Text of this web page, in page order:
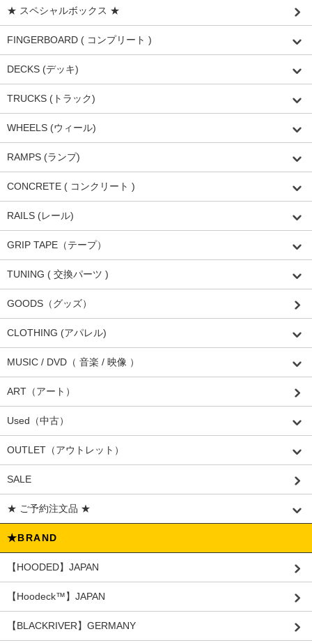
★ スペシャルボックス ★
FINGERBOARD ( コンプリート )
DECKS (デッキ)
TRUCKS (トラック)
WHEELS (ウィール)
RAMPS (ランプ)
CONCRETE ( コンクリート )
RAILS (レール)
GRIP TAPE（テープ）
TUNING ( 交換パーツ )
GOODS（グッズ）
CLOTHING (アパレル)
MUSIC / DVD（ 音楽 / 映像 ）
ART（アート）
Used（中古）
OUTLET（アウトレット）
SALE
★ ご予約注文品 ★
★BRAND
【HOODED】JAPAN
【Hoodeck™️】JAPAN
【BLACKRIVER】GERMANY